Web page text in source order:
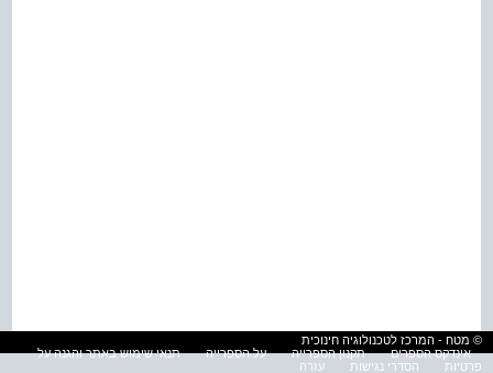
© מטח - המרכז לטכנולוגיה חינוכית
אינדקס הספרים
תקנון הספרייה על הספרייה
תנאי שימוש באתר והגנה על
פרטיות
הסדרי נגישות עזרה